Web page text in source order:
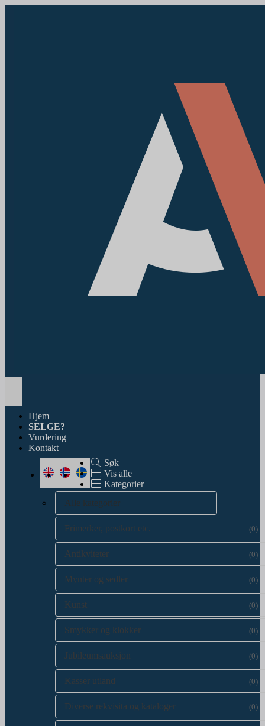
navigation
Hjem
SELGE?
Vurdering
Kontakt
Søk
Vis alle
Kategorier
Alle kategorier
Frimerker, postkort etc. (0)
Antikviteter (0)
Mynter og sedler (0)
Kunst (0)
Smykker og klokker (0)
Jubileumsauksjon (0)
Kasser utland (0)
Diverse rekvisita og kataloger (0)